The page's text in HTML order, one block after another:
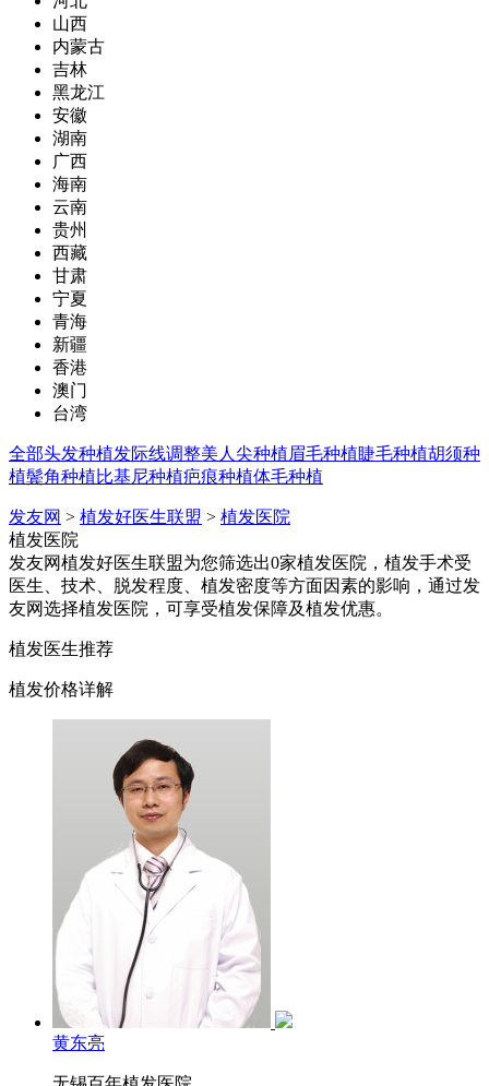
山西
内蒙古
吉林
黑龙江
安徽
湖南
广西
海南
云南
贵州
西藏
甘肃
宁夏
青海
新疆
香港
澳门
台湾
全部头发种植发际线调整美人尖种植眉毛种植睫毛种植胡须种
植鬓角种植比基尼种植疤痕种植体毛种植
发友网 > 植发好医生联盟 > 植发医院
植发医院
发友网植发好医生联盟为您筛选出0家植发医院，植发手术受
医生、技术、脱发程度、植发密度等方面因素的影响，通过发
友网选择植发医院，可享受植发保障及植发优惠。
植发医生推荐
植发价格详解
黄东亮